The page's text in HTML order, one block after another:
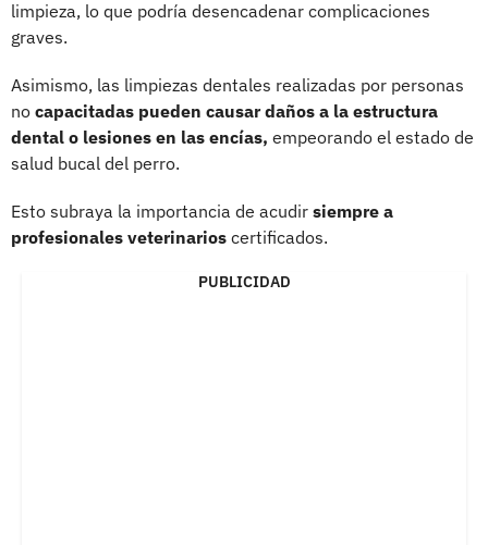
limpieza, lo que podría desencadenar complicaciones
graves.
Asimismo, las limpiezas dentales realizadas por personas
no capacitadas pueden causar daños a la estructura
dental o lesiones en las encías, empeorando el estado de
salud bucal del perro.
Esto subraya la importancia de acudir siempre a
profesionales veterinarios certificados.
PUBLICIDAD